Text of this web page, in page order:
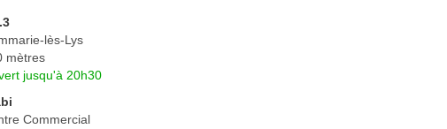
lès-Lys
mètres
jusqu'à 20h30
Commercial